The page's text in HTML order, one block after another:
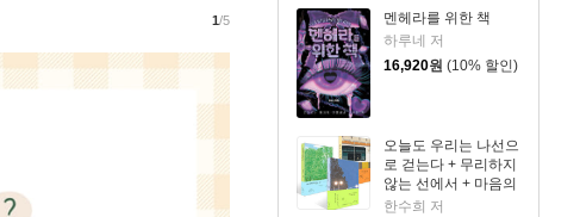
멘헤라를 위한 책
하루네 저
16,920원 (10% 할인)
오늘도 우리는 나선으
로 걷는다 + 무리하지
않는 선에서 + 마음의
문제 세트
한수희 저
1/5